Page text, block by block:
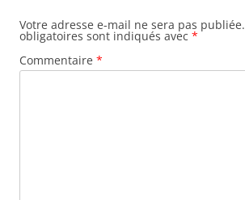
Votre adresse e-mail ne sera pas publiée.
obligatoires sont indiqués avec *
Commentaire *